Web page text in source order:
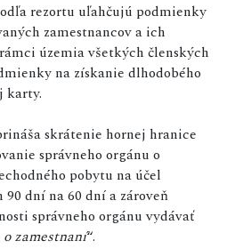
rezortu uľahčujú podmienky
zamestnancov a ich
územia všetkých členských
na získanie dlhodobého
karty.
skrátenie hornej hranice
správneho orgánu o
pobytu na účel
dní na 60 dní a zároveň
správneho orgánu vydávať
zamestnaní“.